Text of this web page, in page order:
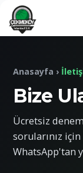
Anasayfa ›
Bize
Ücretsiz
sorularınız
WhatsApp'tan